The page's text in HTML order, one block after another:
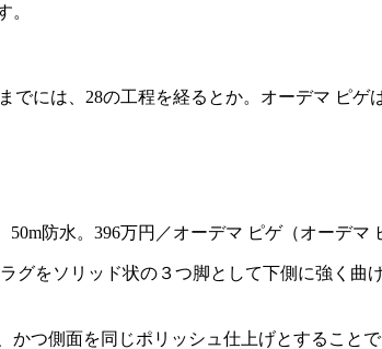
。
には、28の工程を経るとか。オーデマ ピゲ
をソリッド状の３つ脚として下側に強く曲
つ側面を同じポリッシュ仕上げとすること